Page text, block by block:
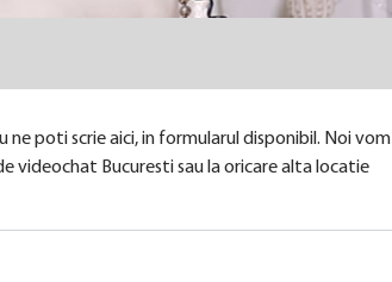
ne poti scrie aici, in formularul disponibil. Noi vom
videochat Bucuresti sau la oricare alta locatie